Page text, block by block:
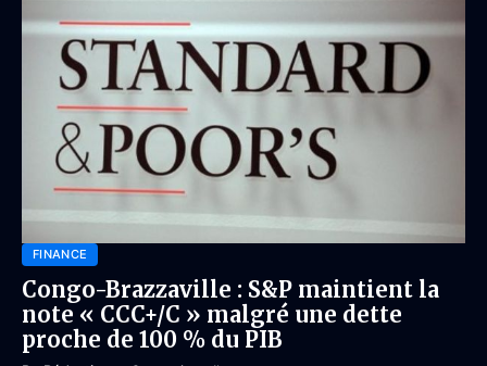
FINANCE
Congo-Brazzaville : S&P maintient la
note « CCC+/C » malgré une dette
proche de 100 % du PIB